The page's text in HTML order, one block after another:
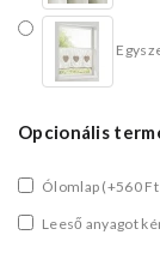
Opcionális
Ólomlap (+560 Ft
Leeső anyagot